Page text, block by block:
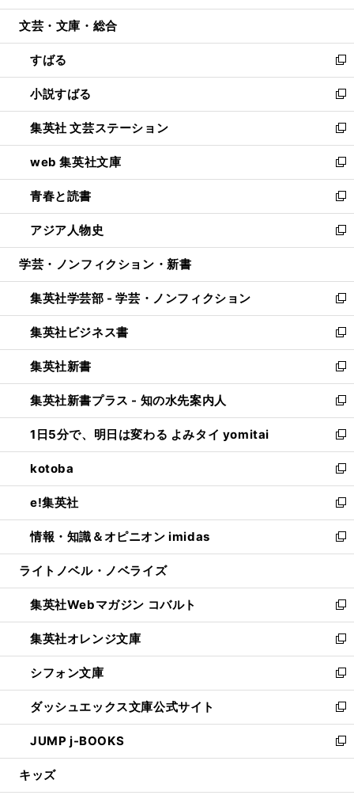
開
ウ
開
く
ン
ウ
で
開
く
ウ
ン
ド
ウ
で
開
く
文芸・文庫・総合
すばる
新
し
い
ウ
ィ
ン
ド
ウ
で
開
く
小説すばる
新
し
い
ウ
ィ
ン
ド
ウ
で
開
集英社 文芸ステーション
新
し
い
ウ
ィ
ン
ド
ウ
開
く
web 集英社文庫
新
し
い
ウ
ィ
ン
ウ
で
開
く
青春と読書
新
し
い
ウ
ン
ド
ウ
で
開
く
アジア人物史
新
し
ウ
ィ
ン
ド
ウ
で
開
く
学芸・ノンフィクション・新書
集英社学芸部 - 学芸・ノンフィクション
新
し
い
ウ
ィ
ン
ド
ウ
で
開
く
集英社ビジネス書
新
し
い
ウ
ィ
ン
ド
ウ
で
開
く
集英社新書
新
し
い
ウ
ィ
ン
ド
ウ
で
開
く
集英社新書プラス - 知の水先案内人
新
し
い
ウ
ィ
ン
ド
ウ
で
開
1日5分で、明日は変わる よみタイ yomitai
新
し
い
ウ
ィ
ン
ド
ウ
開
く
kotoba
新
し
い
ウ
ィ
ン
ウ
で
開
く
e!集英社
新
し
い
ウ
ン
ド
ウ
で
開
く
情報・知識＆オピニオン imidas
新
し
ウ
ィ
ン
ド
ウ
で
開
く
ライトノベル・ノベライズ
集英社Webマガジン コバルト
新
し
い
ウ
ィ
ン
ド
ウ
で
開
集英社オレンジ文庫
新
し
い
ウ
ィ
ン
ド
ウ
開
シフォン文庫
新
し
い
ウ
ィ
ン
ウ
ダッシュエックス文庫公式サイト
新
し
い
ウ
ン
JUMP j-BOOKS
新
し
ウ
キッズ